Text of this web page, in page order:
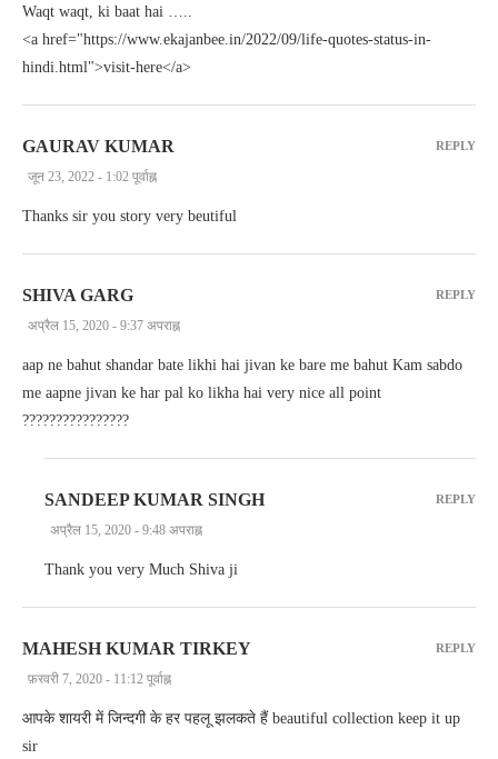
Waqt waqt, ki baat hai …..
<a href="https://www.ekajanbee.in/2022/09/life-quotes-status-in-
hindi.html">visit-here</a>
GAURAV KUMAR
जून 23, 2022 - 1:02 पूर्वाह्न
Thanks sir you story very beutiful
REPLY
SHIVA GARG
अप्रैल 15, 2020 - 9:37 अपराह्न
aap ne bahut shandar bate likhi hai jivan ke bare me bahut Kam sabdo
me aapne jivan ke har pal ko likha hai very nice all point
????????????????
REPLY
SANDEEP KUMAR SINGH
अप्रैल 15, 2020 - 9:48 अपराह्न
Thank you very Much Shiva ji
REPLY
MAHESH KUMAR TIRKEY
फ़रवरी 7, 2020 - 11:12 पूर्वाह्न
आपके शायरी में जिन्दगी के हर पहलू झलकते हैं beautiful collection keep it up
sir
REPLY